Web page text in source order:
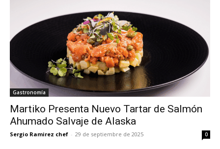
Gastronomía
Martiko Presenta Nuevo Tartar de Salmón
Ahumado Salvaje de Alaska
Sergio Ramirez chef - 29 de septiembre de 2025 0